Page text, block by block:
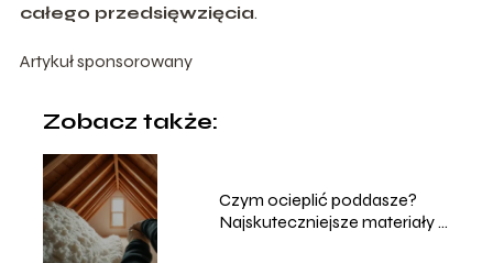
całego przedsięwzięcia.
Artykuł sponsorowany
Zobacz także:
Czym ocieplić poddasze?
Najskuteczniejsze materiały i